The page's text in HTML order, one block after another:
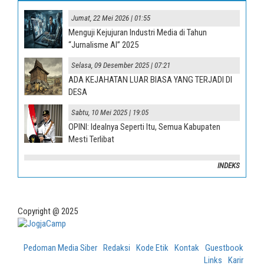
Jumat, 22 Mei 2026 | 01:55
Menguji Kejujuran Industri Media di Tahun
“Jurnalisme AI” 2025
Selasa, 09 Desember 2025 | 07:21
ADA KEJAHATAN LUAR BIASA YANG TERJADI DI
DESA
Sabtu, 10 Mei 2025 | 19:05
OPINI: Idealnya Seperti Itu, Semua Kabupaten
Mesti Terlibat
INDEKS
Copyright @ 2025
Pedoman Media Siber Redaksi Kode Etik Kontak Guestbook
Links
Karir